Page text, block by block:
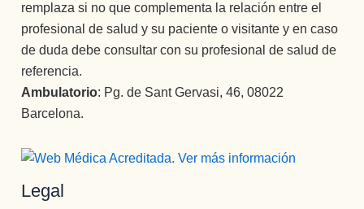
remplaza si no que complementa la relación entre el
profesional de salud y su paciente o visitante y en caso
de duda debe consultar con su profesional de salud de
referencia.
Ambulatorio: Pg. de Sant Gervasi, 46, 08022
Barcelona.
Legal